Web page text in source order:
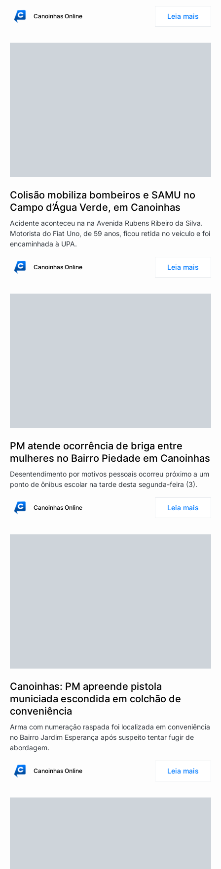
Canoinhas Online Leia mais
Colisão mobiliza bombeiros e SAMU no
Campo d’Água Verde, em Canoinhas
Acidente aconteceu na na Avenida Rubens Ribeiro da Silva.
Motorista do Fiat Uno, de 59 anos, ficou retida no veículo e foi
encaminhada à UPA.
Canoinhas Online Leia mais
PM atende ocorrência de briga entre
mulheres no Bairro Piedade em Canoinhas
Desentendimento por motivos pessoais ocorreu próximo a um
ponto de ônibus escolar na tarde desta segunda-feira (3).
Canoinhas Online Leia mais
Canoinhas: PM apreende pistola
municiada escondida em colchão de
conveniência
Arma com numeração raspada foi localizada em conveniência
no Bairro Jardim Esperança após suspeito tentar fugir de
abordagem.
Canoinhas Online Leia mais